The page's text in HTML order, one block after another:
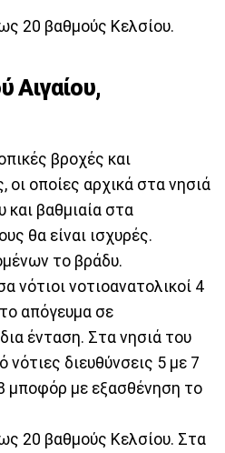
20 βαθμούς Κελσίου.
Αιγαίου,
βροχές και
οι οποίες αρχικά στα νησιά
και βαθμιαία στα
θα είναι ισχυρές.
το βράδυ.
νότιοι νοτιοανατολικοί 4
απόγευμα σε
ένταση. Στα νησιά του
νότιες διευθύνσεις 5 με 7
μποφόρ με εξασθένηση το
20 βαθμούς Κελσίου. Στα